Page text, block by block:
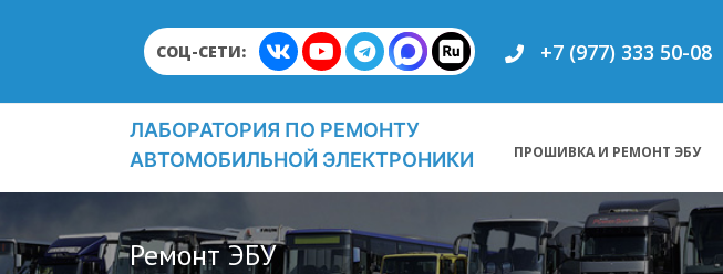
СОЦ-СЕТИ: +7 (977) 333 50-08
ЛАБОРАТОРИЯ ПО РЕМОНТУ
АВТОМОБИЛЬНОЙ ЭЛЕКТРОНИКИ
ПРОШИВКА И РЕМОНТ ЭБУ
Ремонт ЭБУ